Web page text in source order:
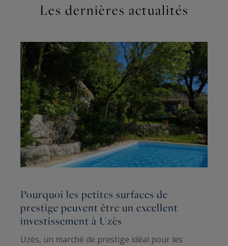
Les dernières actualités
Pourquoi les petites surfaces de
prestige peuvent être un excellent
investissement à Uzès
Uzès, un marché de prestige idéal pour les